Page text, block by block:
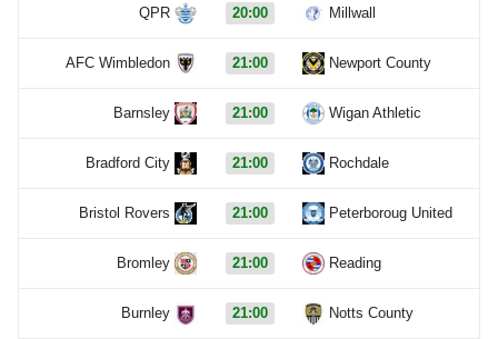
QPR 20:00 Millwall
AFC Wimbledon 21:00 Newport County
Barnsley 21:00 Wigan Athletic
Bradford City 21:00 Rochdale
Bristol Rovers 21:00 Peterboroug United
Bromley 21:00 Reading
Burnley 21:00 Notts County